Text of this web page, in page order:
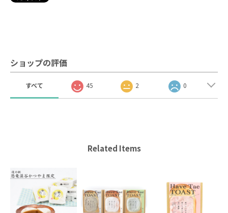
ショップの評価
すべて 45 2 0
Related Items